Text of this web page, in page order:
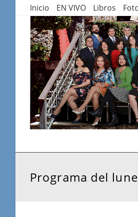
contenido
Inicio EN VIVO Libros
Programa del